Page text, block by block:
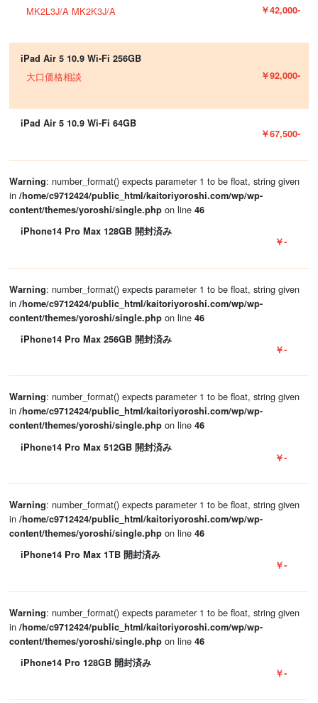
MK2L3J/A MK2K3J/A ￥42,000-
iPad Air 5 10.9 Wi-Fi 256GB
大口価格相談 ￥92,000-
iPad Air 5 10.9 Wi-Fi 64GB
￥67,500-
Warning: number_format() expects parameter 1 to be float, string given
in /home/c9712424/public_html/kaitoriyoroshi.com/wp/wp-
content/themes/yoroshi/single.phpon line 46
iPhone14 Pro Max 128GB 開封済み
￥-
Warning: number_format() expects parameter 1 to be float, string given
in /home/c9712424/public_html/kaitoriyoroshi.com/wp/wp-
content/themes/yoroshi/single.phpon line 46
iPhone14 Pro Max 256GB 開封済み
￥-
Warning: number_format() expects parameter 1 to be float, string given
in /home/c9712424/public_html/kaitoriyoroshi.com/wp/wp-
content/themes/yoroshi/single.phpon line 46
iPhone14 Pro Max 512GB 開封済み
￥-
Warning: number_format() expects parameter 1 to be float, string given
in /home/c9712424/public_html/kaitoriyoroshi.com/wp/wp-
content/themes/yoroshi/single.phpon line 46
iPhone14 Pro Max 1TB 開封済み
￥-
Warning: number_format() expects parameter 1 to be float, string given
in /home/c9712424/public_html/kaitoriyoroshi.com/wp/wp-
content/themes/yoroshi/single.phpon line 46
iPhone14 Pro 128GB 開封済み
￥-